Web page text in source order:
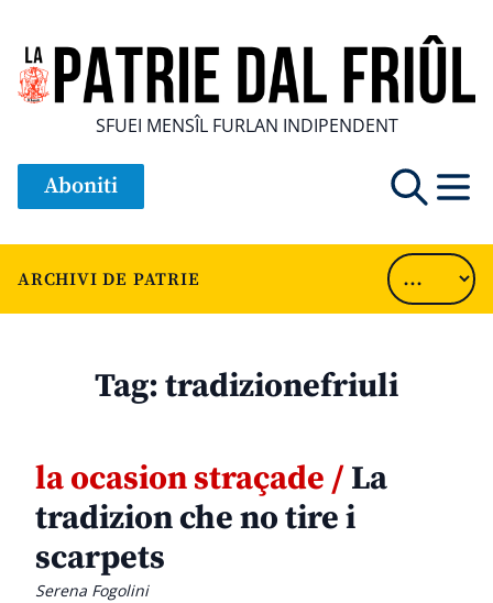
SFUEI MENSÎL FURLAN INDIPENDENT
Aboniti
ARCHIVI DE PATRIE
Tag:tradizionefriuli
la ocasion straçade /La
tradizion che no tire i
scarpets
Serena Fogolini